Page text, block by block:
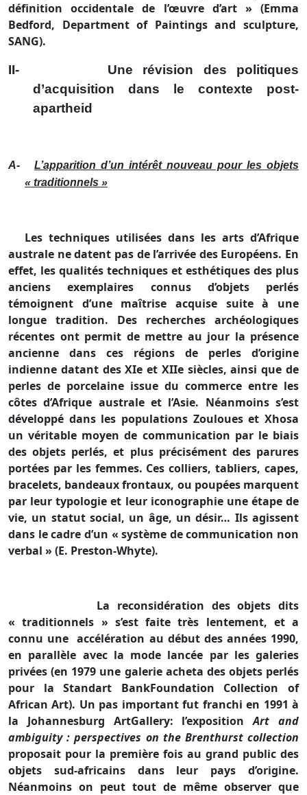
définition occidentale de l’œuvre d’art » (Emma
Bedford, Department of Paintings and sculpture,
SANG).
II-
Une révision des politiques
d’acquisition dans le contexte post-
apartheid
A-
L’apparition d’un intérêt nouveau pour les objets
« traditionnels »
Les techniques utilisées dans les arts d’Afrique
australe ne datent pas de l’arrivée des Européens. En
effet, les qualités techniques et esthétiques des plus
anciens exemplaires connus d’objets perlés
témoignent d’une maîtrise acquise suite à une
longue tradition. Des recherches archéologiques
récentes ont permit de mettre au jour la présence
ancienne dans ces régions de perles d’origine
indienne datant des XIe et XIIe siècles, ainsi que de
perles de porcelaine issue du commerce entre les
côtes d’Afrique australe et l’Asie. Néanmoins s’est
développé dans les populations Zouloues et Xhosa
un véritable moyen de communication par le biais
des objets perlés, et plus précisément des parures
portées par les femmes. Ces colliers, tabliers, capes,
bracelets, bandeaux frontaux, ou poupées marquent
par leur typologie et leur iconographie une étape de
vie, un statut social, un âge, un désir… Ils agissent
dans le cadre d’un « système de communication non
verbal » (E. Preston-Whyte).
La reconsidération des objets dits
« traditionnels » s’est faite très lentement, et a
connu une accélération au début des années 1990,
en parallèle avec la mode lancée par les galeries
privées (en 1979 une galerie acheta des objets perlés
pour la Standart BankFoundation Collection of
African Art). Un pas important fut franchi en 1991 à
la Johannesburg ArtGallery: l’expositionArt and
ambiguity : perspectives on the Brenthurst collection
proposait pour la première fois au grand public des
objets sud-africains dans leur pays d’origine.
Néanmoins on peut tout de même observer que